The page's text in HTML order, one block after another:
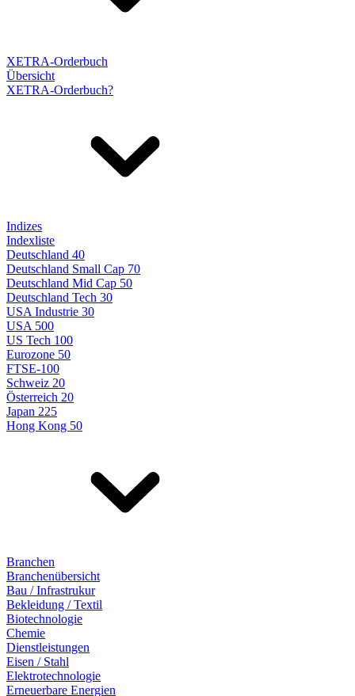
XETRA-Orderbuch
Übersicht
XETRA-Orderbuch?
Indizes
Indexliste
Deutschland 40
Deutschland Small Cap 70
Deutschland Mid Cap 50
Deutschland Tech 30
USA Industrie 30
USA 500
US Tech 100
Eurozone 50
FTSE-100
Schweiz 20
Österreich 20
Japan 225
Hong Kong 50
Branchen
Branchenübersicht
Bau / Infrastrukur
Bekleidung / Textil
Biotechnologie
Chemie
Dienstleistungen
Eisen / Stahl
Elektrotechnologie
Erneuerbare Energien